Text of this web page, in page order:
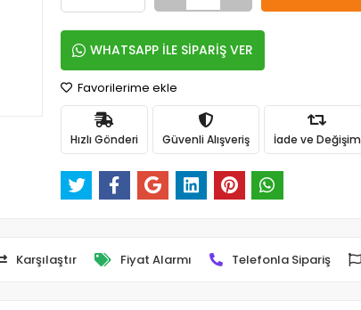
WHATSAPP İLE SİPARİŞ VER
Favorilerime ekle
Hızlı Gönderi Güvenli Alışveriş İade ve Değişim
Karşılaştır Fiyat Alarmı Telefonla Sipariş